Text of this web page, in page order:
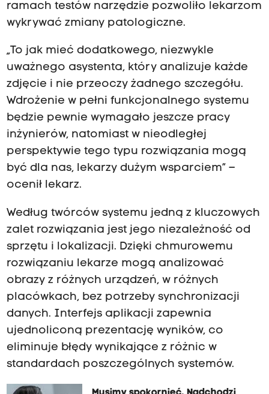
ramach testów narzędzie pozwoliło lekarzom
wykrywać zmiany patologiczne.
„To jak mieć dodatkowego, niezwykle
uważnego asystenta, który analizuje każde
zdjęcie i nie przeoczy żadnego szczegółu.
Wdrożenie w pełni funkcjonalnego systemu
będzie pewnie wymagało jeszcze pracy
inżynierów, natomiast w nieodległej
perspektywie tego typu rozwiązania mogą
być dla nas, lekarzy dużym wsparciem” –
ocenił lekarz.
Według twórców systemu jedną z kluczowych
zalet rozwiązania jest jego niezależność od
sprzętu i lokalizacji. Dzięki chmurowemu
rozwiązaniu lekarze mogą analizować
obrazy z różnych urządzeń, w różnych
placówkach, bez potrzeby synchronizacji
danych. Interfejs aplikacji zapewnia
ujednoliconą prezentację wyników, co
eliminuje błędy wynikające z różnic w
standardach poszczególnych systemów.